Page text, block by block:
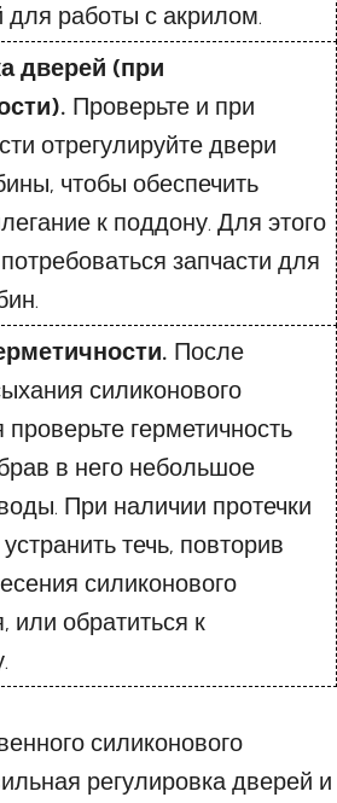
работы с акрилом.
дверей (при
Проверьте и при
отрегулируйте двери
чтобы обеспечить
к поддону. Для этого
запчасти для
После
силиконового
проверьте герметичность
в него небольшое
При наличии протечки
течь, повторив
силиконового
или обратиться к
силиконового
регулировка дверей и